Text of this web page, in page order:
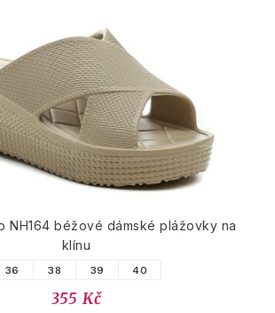
NH164 béžové dámské plážovky na
klínu
36 38 39 40
355 Kč